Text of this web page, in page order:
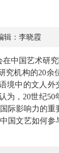
辑：李晓霞
中国艺术研究
机构的20余
境中的文人外
为，20世纪50
际影响力的重
国文艺如何参